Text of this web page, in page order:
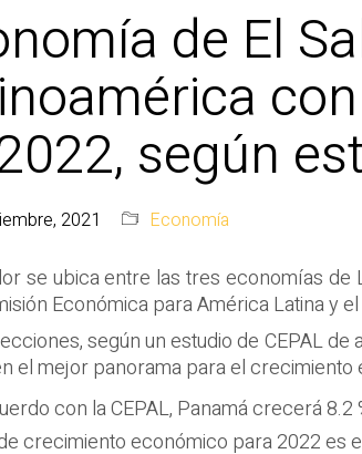
de El
según
2021 Economía
se ubica entre las tres economías
Económica para América Latina y el
según un estudio de CEPAL
el mejor panorama para el
con la CEPAL, Panamá crecerá
crecimiento económico para 2022 es